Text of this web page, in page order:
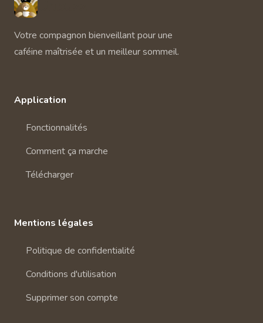
Votre compagnon bienveillant pour une
caféine maîtrisée et un meilleur sommeil.
Application
Fonctionnalités
Comment ça marche
Télécharger
Mentions légales
Politique de confidentialité
Conditions d'utilisation
Supprimer son compte